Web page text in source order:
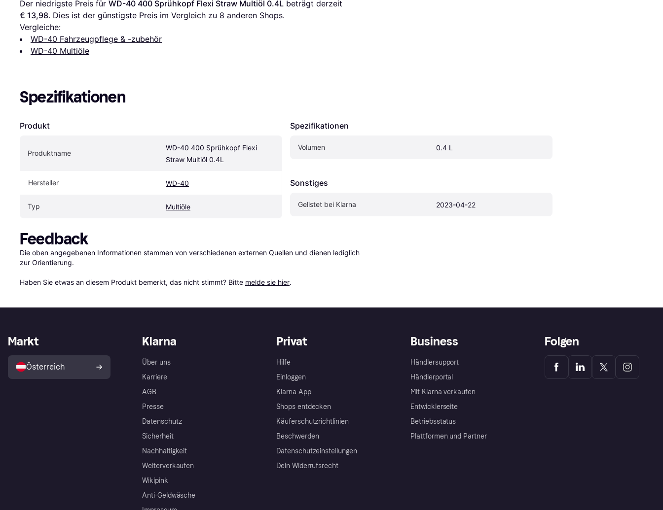
Der niedrigste Preis für WD-40 400 Sprühkopf Flexi Straw Multiöl 0.4L
€ 13,98. Dies ist der günstigste Preis im Vergleich zu 8 anderen Shops.
Vergleiche:
WD-40 Fahrzeugpflege & -zubehör
WD-40 Multiöle
Spezifikationen
Produkt
Produktname
WD-40 400 Sprühkopf Flexi
Straw Multiöl 0.4L
Hersteller WD-40
Typ Multiöle
Spezifikationen
Volumen 0.4 L
Sonstiges
Gelistet bei Klarna 2023-04-22
Feedback
Die oben angegebenen Informationen stammen von verschiedenen externen Quellen und dienen lediglich
zur Orientierung.
Haben Sie etwas an diesem Produkt bemerkt, das nicht stimmt? Bitte melde sie hier.
Klarna
Über uns
Karriere
AGB
Presse
Datenschutz
Sicherheit
Nachhaltigkeit
Weiterverkaufen
Wikipink
Anti-Geldwäsche
Privat
Hilfe
Einloggen
Klarna App
Shops entdecken
Käuferschutzrichtlinien
Beschwerden
Datenschutzeinstellungen
Dein Widerrufsrecht
Business
Händlersupport
Händlerportal
Mit Klarna verkaufen
Entwicklerseite
Betriebsstatus
Plattformen und Partner
Markt
Österreich
Folgen